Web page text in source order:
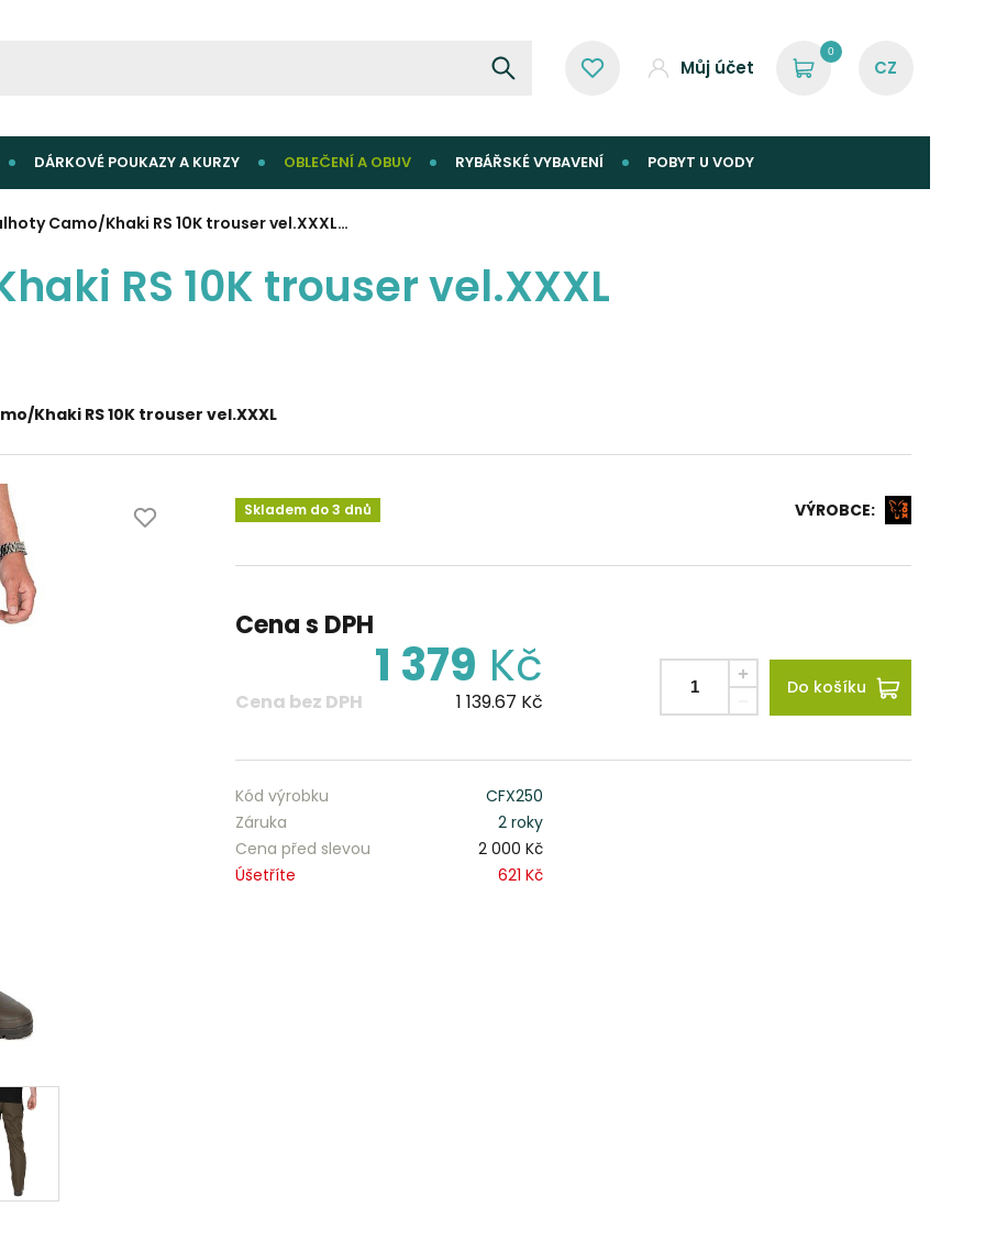
Můj účet
0
DÁRKOVÉ POUKAZY A KURZY OBLEČENÍ A OBUV RYBÁŘSKÉ VYBAVENÍ POBYT U VODY
Camo/Khaki RS 10K trouser vel.XXXL…
RS 10K trouser vel.XXXL
Khaki RS 10K trouser vel.XXXL
Skladem do 3 dnů VÝROBCE:
Cena s DPH
1 379 Kč
Cena bez DPH 1 139.67 Kč
Do košíku
Kód výrobku
CFX250
Záruka
2 roky
Cena před slevou
2 000 Kč
Úšetříte
621 Kč